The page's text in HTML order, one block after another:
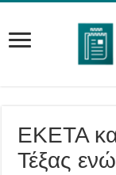
ΕΚΕΤΑ
Τέξας